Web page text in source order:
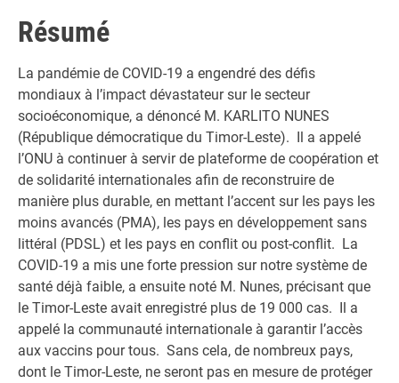
Résumé
La pandémie de COVID-19 a engendré des défis
mondiaux à l’impact dévastateur sur le secteur
socioéconomique, a dénoncé M. KARLITO NUNES
(République démocratique du Timor-Leste). Il a appelé
l’ONU à continuer à servir de plateforme de coopération et
de solidarité internationales afin de reconstruire de
manière plus durable, en mettant l’accent sur les pays les
moins avancés (PMA), les pays en développement sans
littéral (PDSL) et les pays en conflit ou post-conflit. La
COVID-19 a mis une forte pression sur notre système de
santé déjà faible, a ensuite noté M. Nunes, précisant que
le Timor-Leste avait enregistré plus de 19 000 cas. Il a
appelé la communauté internationale à garantir l’accès
aux vaccins pour tous. Sans cela, de nombreux pays,
dont le Timor-Leste, ne seront pas en mesure de protéger